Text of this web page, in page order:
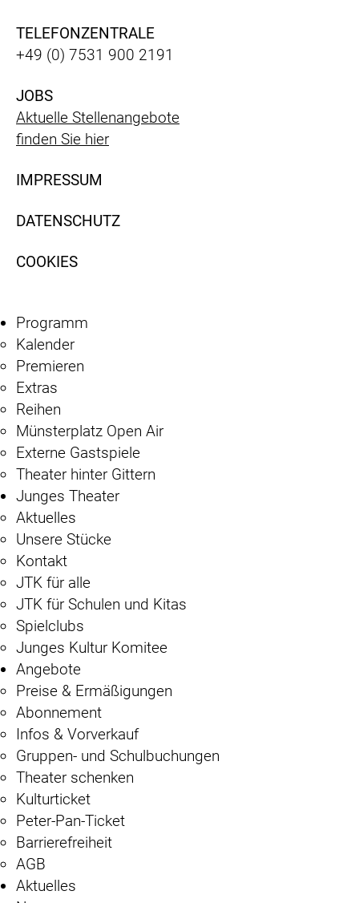
TELEFONZENTRALE
+49 (0) 7531 900 2191
JOBS
Aktuelle Stellenangebote
finden Sie hier
IMPRESSUM
DATENSCHUTZ
COOKIES
Programm
Kalender
Premieren
Extras
Reihen
Münsterplatz Open Air
Externe Gastspiele
Theater hinter Gittern
Junges Theater
Aktuelles
Unsere Stücke
Kontakt
JTK für alle
JTK für Schulen und Kitas
Spielclubs
Junges Kultur Komitee
Angebote
Preise & Ermäßigungen
Abonnement
Infos & Vorverkauf
Gruppen- und Schulbuchungen
Theater schenken
Kulturticket
Peter-Pan-Ticket
Barrierefreiheit
AGB
Aktuelles